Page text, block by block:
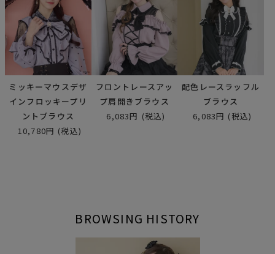
ミッキーマウスデザ
インフロッキープリ
ントブラウス
10,780円 (税込)
フロントレースアッ
プ肩開きブラウス
6,083円 (税込)
配色レースラッフル
ブラウス
6,083円 (税込)
BROWSING HISTORY